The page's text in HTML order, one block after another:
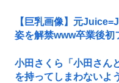
【巨乳画像】元
姿を解禁www卒業後初
小田さくら「小田さん
を持ってしまわないよ